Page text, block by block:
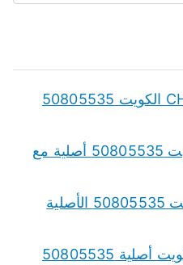
r
قطع غيار شانجان CHANGAN الكويت 50805535
قطع غيار دومي Domi الكويت 50805535 أصلية مع
قطع غيار جيلي Geely الكويت 50805535 الأصلية
قطع غيار جيتور Jetour بالكويت أصلية 50805535